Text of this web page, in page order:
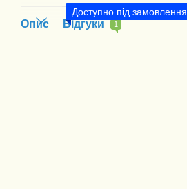
Доступно під замовлення
Опис Відгуки 1